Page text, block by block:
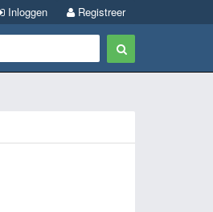
Registreer
Inloggen